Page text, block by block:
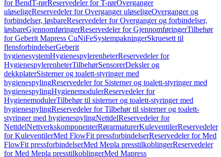
for BendT-rørReservedeler for T-rørOverganger
uløseligeReservedeler for Overganger uløseligeOverganger og
forbindelser, løsbareReservedeler for Overganger og forbindelser,
løsbareGjennomføringerReservedeler for GjennomføringerTilbehør
for Geberit Mapress CuNiFeSystempakningerSkruesett til
flensforbindelserGeberit
hygienesystemHygienespylerenheterReservedeler for
HygienespylerenheterTilbehørSensorerDeksler og
dekkplaterSisterner og toalett-styringer med
hygienespylingReservedeler for Sisterner og toalett-styringer med
hygienespylingHygienemodulerReservedeler for
HygienemodulerTilbehør til sisterner og toalett-styringer med
hygienespylingReservedeler for Tilbehør til sisterner og toalett-
styringer med hygienespylingNettdelReservedeler for
NettdelNettverkskomponenterRørarmaturerKuleventilerReservedeler
for KuleventilerMed FlowFit pressforbindelserReservedeler for Med
FlowFit pressforbindelserMed Mepla presstilkoblingerReservedeler
for Med Mepla presstilkoblingerMed Mapress